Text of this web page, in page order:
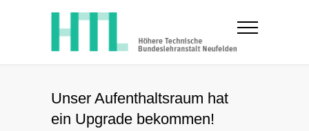
Unser Aufenthaltsraum hat
ein Upgrade bekommen!